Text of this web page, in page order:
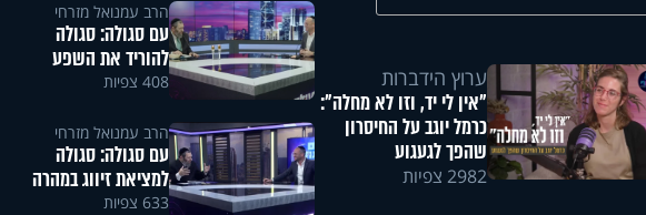
ערוץ הידברות
"אין לי יד, וזו לא מחלה":
כרמל יוגב על החיסרון
שהפך לגעגוע
2982 צפיות
הרב עמנואל מזרחי
עם סגולה: סגולה
להוריד את השפע
408 צפיות
הרב עמנואל מזרחי
​עם סגולה: סגולה
למציאת זיווג במהרה
633 צפיות